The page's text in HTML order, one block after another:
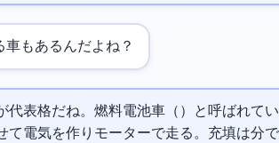
車もあるんだよね？
が代表格だね。燃料電池車（FCV）と呼ばれ
電気を作りモーターで走る。充填は3分で航